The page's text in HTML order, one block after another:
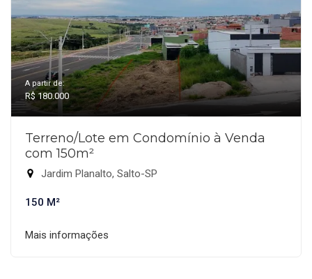
A partir de:
R$ 180.000
Terreno/Lote em Condomínio à Venda
com 150m²
Jardim Planalto, Salto-SP
150 M²
Mais informações